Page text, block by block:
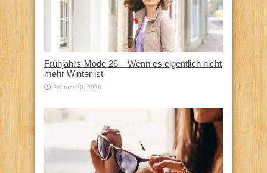
Frühjahrs-Mode 26 – Wenn es eigentlich nicht
mehr Winter ist
Februar 20, 2026